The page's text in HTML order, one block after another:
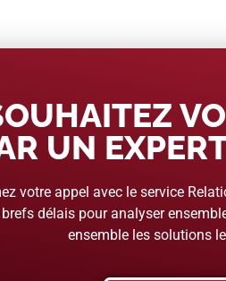
UN
votre appel avec le service
délais pour analyser
ensemble les solutions